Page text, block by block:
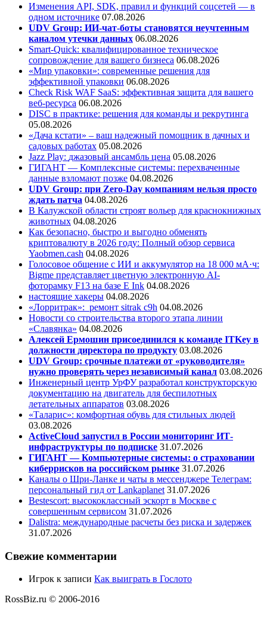
Изменения API, SDK, правил и функций соцсетей — в
одном источнике 07.08.2026
UDV Group: ИИ-чат-боты становятся неучтенным
каналом утечки данных 06.08.2026
Smart-Quick: квалифицированное техническое
сопровождение для вашего бизнеса 06.08.2026
«Мир упаковки»: современные решения для
эффективной упаковки 06.08.2026
Check Risk WAF SaaS: эффективная защита для вашего
веб-ресурса 06.08.2026
DISC в практике: решения для команды и рекрутинга
05.08.2026
«Дача кстати» – ваш надежный помощник в дачных и
садовых работах 05.08.2026
Jazz Play: джазовый ансамбль цена 05.08.2026
ГИГАНТ — Комплексные системы: перехваченные
данные взломают позже 04.08.2026
UDV Group: при Zero-Day компаниям нельзя просто
ждать патча 04.08.2026
В Калужской области строят вольер для краснокнижных
животных 04.08.2026
Как безопасно, быстро и выгодно обменять
криптовалюту в 2026 году: Полный обзор сервиса
Yaobmen.cash 04.08.2026
Голосовое общение с ИИ и аккумулятор на 18 000 мА·ч:
Bigme представляет цветную электронную AI-
фоторамку F13 на базе E Ink 04.08.2026
настоящие хакеры 04.08.2026
«Лорритрак»: ремонт sitrak c9h 04.08.2026
Новости со строительства второго этапа линии
«Славянка» 04.08.2026
Алексей Ермошин присоединился к команде ITKey в
должности директора по продукту 03.08.2026
UDV Group: срочные платежи от «руководителя»
нужно проверять через независимый канал 03.08.2026
Инженерный центр УрФУ разработал конструкторскую
документацию на двигатель для беспилотных
летательных аппаратов 03.08.2026
«Таларис»: комфортная обувь для стильных людей
03.08.2026
ActiveCloud запустил в России мониторинг ИТ-
инфраструктуры по подписке 31.07.2026
ГИГАНТ — Компьютерные системы: о страховании
киберрисков на российском рынке 31.07.2026
Каналы о Шри-Ланке и чаты в мессенджере Телеграм:
персональный гид от Lankaplanet 31.07.2026
Bestescort: высококлассный эскорт в Москве с
совершенным сервисом 31.07.2026
Dalistra: международные расчеты без риска и задержек
31.07.2026
Свежие комментарии
Игрок к записи Как выиграть в Гослото
RossBiz.ru © 2006-2016